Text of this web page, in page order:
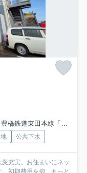
豊橋鉄道東田本線「競輪場前」駅 徒歩21分
公共下水
充実。お住まいにネッ